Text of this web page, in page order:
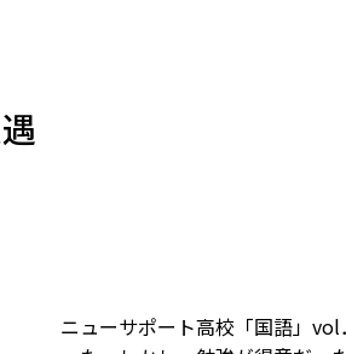
ニューサポート高校「国語」